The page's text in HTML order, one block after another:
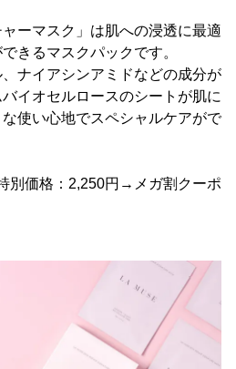
ャーマスク」は肌への浸透に最適
きるマスクパックです。
ナイアシンアミドなどの成分が
イオセルロースのシートが肌に
使い心地でスペシャルケアがで
別価格：2,250円→メガ割クーポ